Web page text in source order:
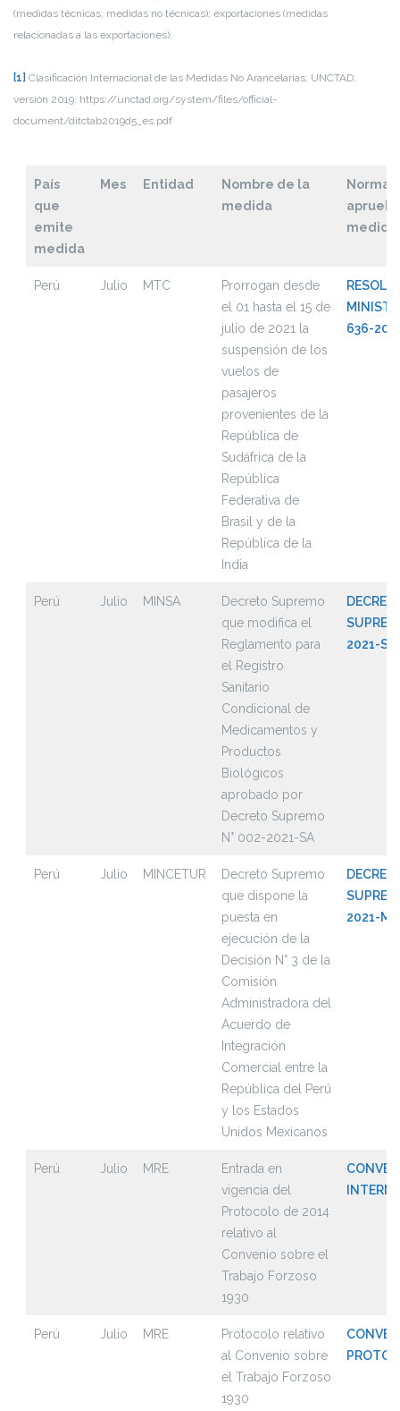
(medidas técnicas, medidas no técnicas); exportaciones (medidas
relacionadas a las exportaciones).
[1] Clasificación Internacional de las Medidas No Arancelarias, UNCTAD,
versión 2019: https://unctad.org/system/files/official-
document/ditctab2019d5_es.pdf
País
que
emite
medida
Mes Entidad
Nombre de la
medida
Norma
medida
Perú Julio MTC
Prorrogan desde
el 01 hasta el 15 de
julio de 2021 la
suspensión de los
vuelos de
pasajeros
provenientes de la
República de
Sudáfrica de la
República
Federativa de
Brasil y de la
República de la
India
636-
Perú Julio MINSA
Decreto Supremo
que modifica el
Reglamento para
el Registro
Sanitario
Condicional de
Medicamentos y
Productos
Biológicos
aprobado por
Decreto Supremo
N° 002-2021-SA
2021-SA
Perú Julio MINCETUR
Decreto Supremo
que dispone la
puesta en
ejecución de la
Decisión N° 3 de la
Comisión
Administradora del
Acuerdo de
Integración
Comercial entre la
República del Perú
y los Estados
Unidos Mexicanos
2021-
Perú Julio MRE
Entrada en
vigencia del
Protocolo de 2014
relativo al
Convenio sobre el
Trabajo Forzoso
1930
Perú Julio MRE
Protocolo relativo
al Convenio sobre
el Trabajo Forzoso
1930